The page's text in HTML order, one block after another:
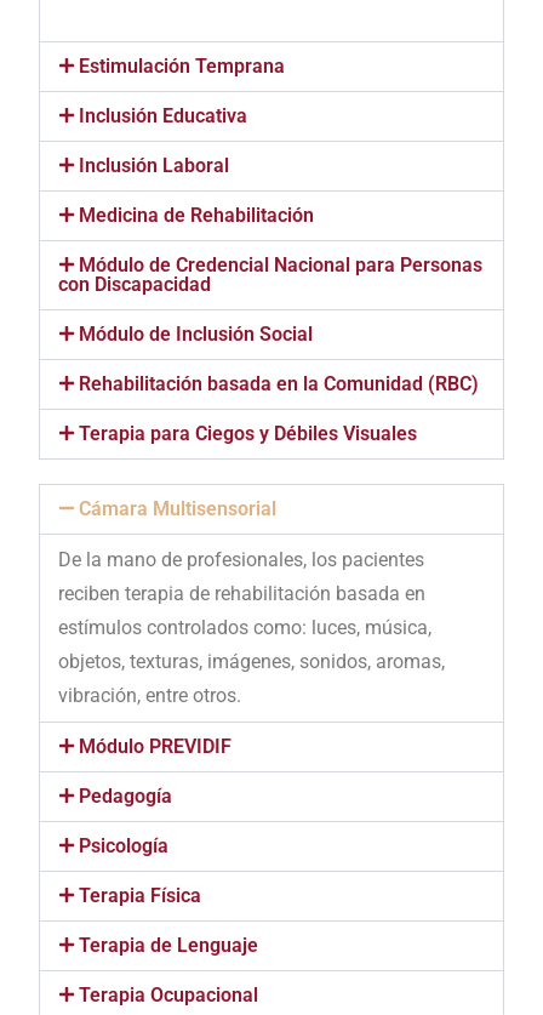
Estimulación Temprana
Inclusión Educativa
Inclusión Laboral
Medicina de Rehabilitación
Módulo de Credencial Nacional para Personas
con Discapacidad
Módulo de Inclusión Social
Rehabilitación basada en la Comunidad (RBC)
Terapia para Ciegos y Débiles Visuales
Cámara Multisensorial
De la mano de profesionales, los pacientes
reciben terapia de rehabilitación basada en
estímulos controlados como: luces, música,
objetos, texturas, imágenes, sonidos, aromas,
vibración, entre otros.
Módulo PREVIDIF
Pedagogía
Psicología
Terapia Física
Terapia de Lenguaje
Terapia Ocupacional